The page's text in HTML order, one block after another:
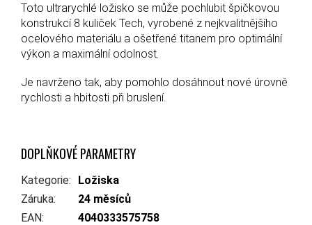
Toto ultrarychlé ložisko se může pochlubit špičkovou
konstrukcí 8 kuliček Tech, vyrobené z nejkvalitnějšího
ocelového materiálu a ošetřené titanem pro optimální
výkon a maximální odolnost.
Je navrženo tak, aby pomohlo dosáhnout nové úrovně
rychlosti a hbitosti při bruslení.
DOPLŇKOVÉ PARAMETRY
Kategorie:
Ložiska
Záruka:
24 měsíců
EAN:
4040333575758